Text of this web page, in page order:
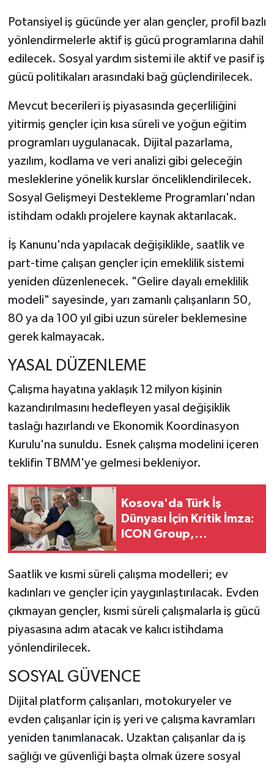
Potansiyel iş gücünde yer alan gençler, profil bazlı
yönlendirmelerle aktif iş gücü programlarına dahil
edilecek. Sosyal yardım sistemi ile aktif ve pasif iş
gücü politikaları arasındaki bağ güçlendirilecek.
Mevcut becerileri iş piyasasında geçerliliğini
yitirmiş gençler için kısa süreli ve yoğun eğitim
programları uygulanacak. Dijital pazarlama,
yazılım, kodlama ve veri analizi gibi geleceğin
mesleklerine yönelik kurslar önceliklendirilecek.
Sosyal Gelişmeyi Destekleme Programları'ndan
istihdam odaklı projelere kaynak aktarılacak.
İş Kanunu'nda yapılacak değişiklikle, saatlik ve
part-time çalışan gençler için emeklilik sistemi
yeniden düzenlenecek. "Gelire dayalı emeklilik
modeli" sayesinde, yarı zamanlı çalışanların 50,
80 ya da 100 yıl gibi uzun süreler beklemesine
gerek kalmayacak.
YASAL DÜZENLEME
Çalışma hayatına yaklaşık 12 milyon kişinin
kazandırılmasını hedefleyen yasal değişiklik
taslağı hazırlandı ve Ekonomik Koordinasyon
Kurulu'na sunuldu. Esnek çalışma modelini içeren
teklifin TBMM'ye gelmesi bekleniyor.
Kosova'da Türk İş
Dünyası İçin Kritik İmza:
ICON Group,
Saatlik ve kısmi süreli çalışma modelleri; ev
kadınları ve gençler için yaygınlaştırılacak. Evden
çıkmayan gençler, kısmi süreli çalışmalarla iş gücü
piyasasına adım atacak ve kalıcı istihdama
yönlendirilecek.
SOSYAL GÜVENCE
Dijital platform çalışanları, motokuryeler ve
evden çalışanlar için iş yeri ve çalışma kavramları
yeniden tanımlanacak. Uzaktan çalışanlar da iş
sağlığı ve güvenliği başta olmak üzere sosyal